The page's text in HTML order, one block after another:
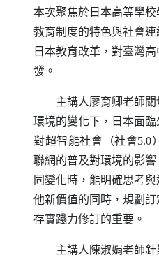
本次聚焦於日本高等學
教育制度的特色與社會
日本教育改革，對臺灣
發。
主講人廖育卿老師關
環境的變化下，日本面
對超智能社會（社會5.0
聯網的普及對環境的影
同變化時，能明確思考
他新價值的同時，規劃
存實踐力修訂的重要。
主講人陳淑娟老師針